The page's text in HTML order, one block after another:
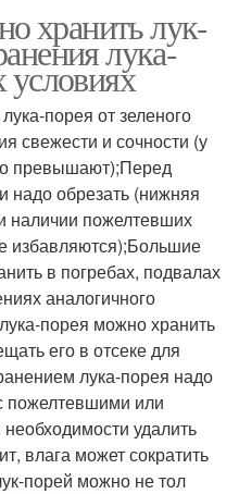
хранить лук-
лука-
порея от зеленого
свежести и сочности (у
превышают);Перед
надо обрезать (нижняя
наличии пожелтевших
избавляются);Большие
в погребах, подвалах
аналогичного
порея можно хранить
его в отсеке для
лука-порея надо
пожелтевшими или
удалить
влага может сократить
порей можно не тол